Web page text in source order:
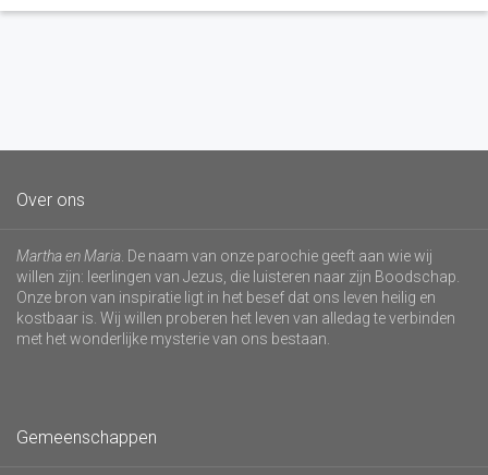
Over ons
Martha en Maria . De naam van onze parochie geeft aan wie wij
willen zijn: leerlingen van Jezus, die luisteren naar zijn Boodschap.
Onze bron van inspiratie ligt in het besef dat ons leven heilig en
kostbaar is. Wij willen proberen het leven van alledag te verbinden
met het wonderlijke mysterie van ons bestaan.
Gemeenschappen